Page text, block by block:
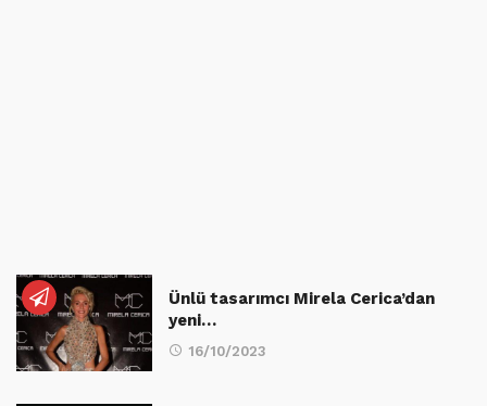
Ünlü tasarımcı Mirela Cerica’dan
yeni…
16/10/2023